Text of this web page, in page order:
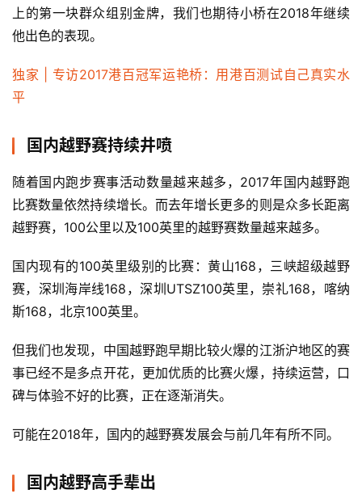
上的第一块群众组别金牌，我们也期待小桥在2018年继续
他出色的表现。
独家 | 专访2017港百冠军运艳桥：用港百测试自己真实水
平
国内越野赛持续井喷
随着国内跑步赛事活动数量越来越多，2017年国内越野跑
比赛数量依然持续增长。而去年增长更多的则是众多长距离
越野赛，100公里以及100英里的越野赛数量越来越多。
国内现有的100英里级别的比赛：黄山168，三峡超级越野
赛，深圳海岸线168，深圳UTSZ100英里，崇礼168，喀纳
斯168，北京100英里。
但我们也发现，中国越野跑早期比较火爆的江浙沪地区的赛
事已经不是多点开花，更加优质的比赛火爆，持续运营，口
碑与体验不好的比赛，正在逐渐消失。
可能在2018年，国内的越野赛发展会与前几年有所不同。
国内越野高手辈出